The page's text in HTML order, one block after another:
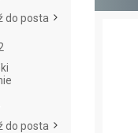
do posta
do posta